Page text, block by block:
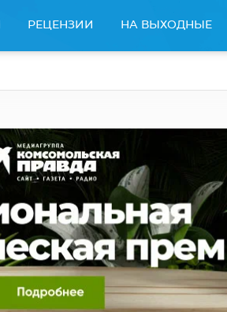
РЕЦЕНЗИИ НА ВЫХОДНЫЕ